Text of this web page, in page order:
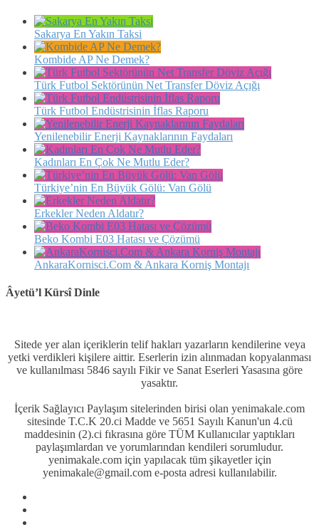
Sakarya En Yakın Taksi
Kombide AP Ne Demek?
Türk Futbol Sektörünün Net Transfer Döviz Açığı
Türk Futbol Endüstrisinin İflas Raporu
Yenilenebilir Enerji Kaynaklarının Faydaları
Kadınları En Çok Ne Mutlu Eder?
Türkiye’nin En Büyük Gölü: Van Gölü
Erkekler Neden Aldatır?
Beko Kombi E03 Hatası ve Çözümü
AnkaraKornisci.Com & Ankara Korniş Montajı
Âyetü’l Kürsî Dinle
Sitede yer alan içeriklerin telif hakları yazarların kendilerine veya
yetki verdikleri kişilere aittir. Eserlerin izin alınmadan kopyalanması
ve kullanılması 5846 sayılı Fikir ve Sanat Eserleri Yasasına göre
yasaktır.
İçerik Sağlayıcı Paylaşım sitelerinden birisi olan yenimakale.com
sitesinde T.C.K 20.ci Madde ve 5651 Sayılı Kanun'un 4.cü
maddesinin (2).ci fıkrasına göre TÜM Kullanıcılar yaptıkları
paylaşımlardan ve yorumlarından kendileri sorumludur.
yenimakale.com için yapılacak tüm şikayetler için
yenimakale@gmail.com e-posta adresi kullanılabilir.